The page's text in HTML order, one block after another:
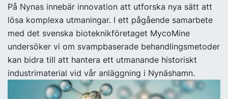
På Nynas innebär innovation att utforska nya sätt att
lösa komplexa utmaningar. I ett pågående samarbete
med det svenska bioteknikföretaget MycoMine
undersöker vi om svampbaserade behandlingsmetoder
kan bidra till att hantera ett utmanande historiskt
industrimaterial vid vår anläggning i Nynäshamn.